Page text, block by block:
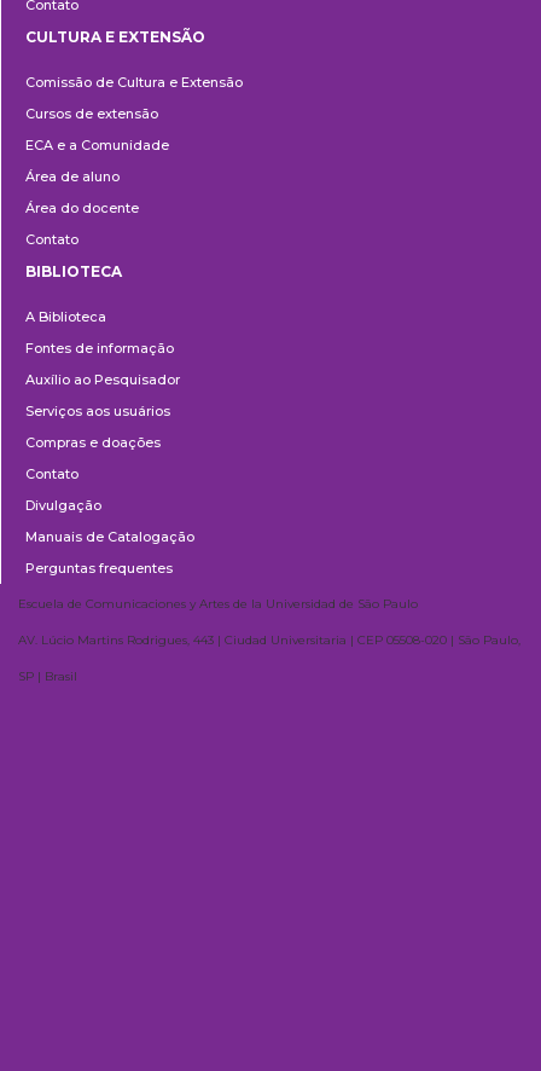
Contato
e
Extensão
CULTURA E EXTENSÃO
Comissão de Cultura e Extensão
Cursos de extensão
ECA e a Comunidade
Área de aluno
Área do docente
Contato
BIBLIOTECA
A Biblioteca
Fontes de informação
Auxílio ao Pesquisador
Serviços aos usuários
Compras e doações
Contato
Divulgação
Manuais de Catalogação
Perguntas frequentes
Escuela de Comunicaciones y Artes de la Universidad de São Paulo
AV. Lúcio Martins Rodrigues, 443 | Ciudad Universitaria | CEP 05508-020 | São Paulo,
SP | Brasil